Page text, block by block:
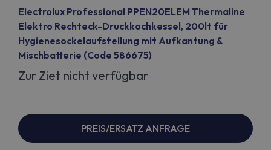
Electrolux Professional PPEN20ELEM Thermaline
Elektro Rechteck-Druckkochkessel, 200lt für
Hygienesockelaufstellung mit Aufkantung &
Mischbatterie (Code 586675)
Zur Ziet nicht verfügbar
PREIS/ERSATZ ANFRAGE